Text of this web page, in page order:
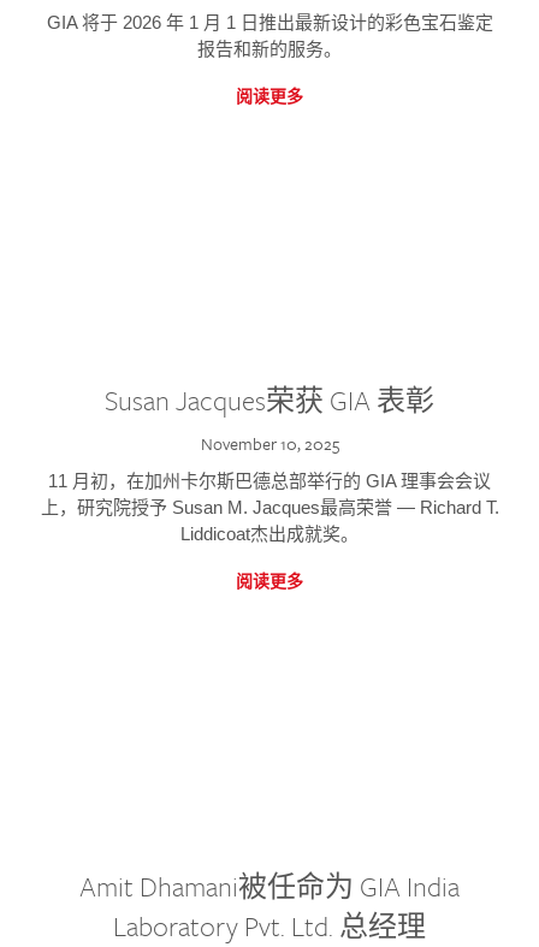
GIA 将于 2026 年 1 月 1 日推出最新设计的彩色宝石鉴定
报告和新的服务。
阅读更多
Susan Jacques荣获 GIA 表彰
November 10, 2025
11 月初，在加州卡尔斯巴德总部举行的 GIA 理事会会议
上，研究院授予 Susan M. Jacques最高荣誉 — Richard T.
Liddicoat杰出成就奖。
阅读更多
Amit Dhamani被任命为 GIA India
Laboratory Pvt. Ltd. 总经理